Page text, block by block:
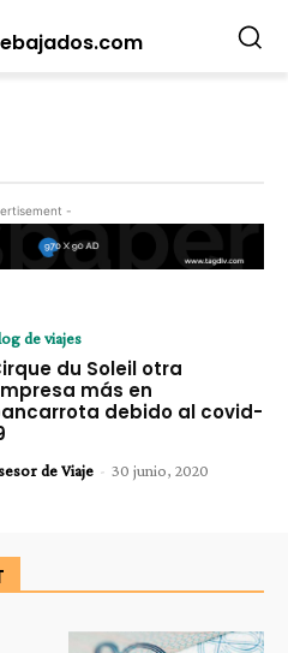
-
de viajes
du Soleil otra
más en
debido al covid-
de Viaje - 30 junio, 2020